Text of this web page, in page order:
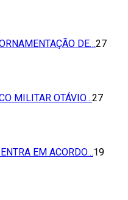
DE…27
MILITAR OTÁVIO…27
EM ACORDO…19